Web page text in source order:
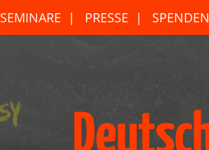
SEMINARE PRESSE SPENDEN